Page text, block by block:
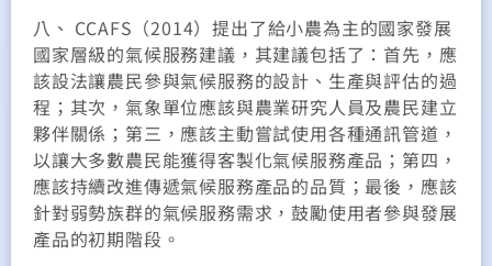
八、 CCAFS（2014）提出了給小農為主的國家發展
國家層級的氣候服務建議，其建議包括了：首先，應
該設法讓農民參與氣候服務的設計、生產與評估的過
程；其次，氣象單位應該與農業研究人員及農民建立
夥伴關係；第三，應該主動嘗試使用各種通訊管道，
以讓大多數農民能獲得客製化氣候服務產品；第四，
應該持續改進傳遞氣候服務產品的品質；最後，應該
針對弱勢族群的氣候服務需求，鼓勵使用者參與發展
產品的初期階段。